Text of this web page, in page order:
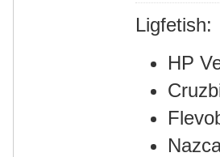
Ligfetish:
HP